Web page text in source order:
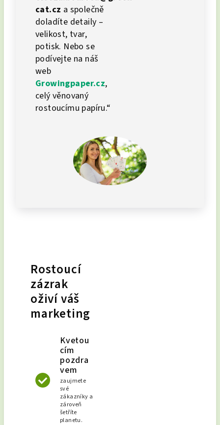
cat.cz a společně
doladíte detaily –
velikost, tvar,
potisk. Nebo se
podívejte na náš
web
Growingpaper.cz,
celý věnovaný
rostoucímu papíru.“
Rostoucí
zázrak
oživí váš
marketing
Kvetou
cím
pozdra
vem
zaujmete
své
zákazníky a
zároveň
šetříte
planetu.